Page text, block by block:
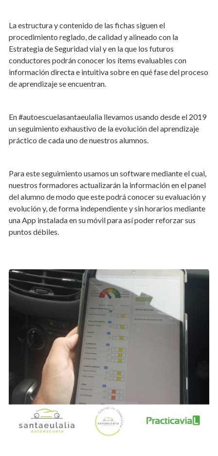
La estructura y contenido de las fichas siguen el
procedimiento reglado, de calidad y alineado con la
Estrategia de Seguridad vial y en la que los futuros
conductores podrán conocer los ítems evaluables con
información directa e intuitiva sobre en qué fase del proceso
de aprendizaje se encuentran.
En #autoescuelasantaeulalia llevamos usando desde el 2019
un seguimiento exhaustivo de la evolución del aprendizaje
práctico de cada uno de nuestros alumnos.
Para este seguimiento usamos un software mediante el cual,
nuestros formadores actualizarán la información en el panel
del alumno de modo que este podrá conocer su evaluación y
evolución y, de forma independiente y sin horarios mediante
una App instalada en su móvil para así poder reforzar sus
puntos débiles.